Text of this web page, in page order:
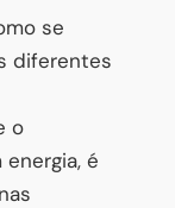
se
diferentes
o
é